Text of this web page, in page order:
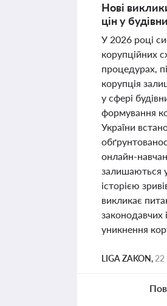
Нові
цін у
У 2026 році
корупційних
процедурах,
корупція
у сфері
формування
України
онлайн-
залишаються
історією
викликає
законодавчих
уникнення
LIGA ZAKON, 22